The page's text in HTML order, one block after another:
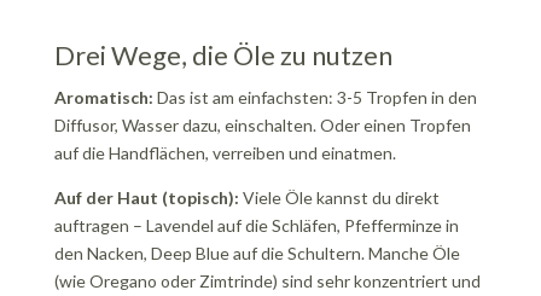
Drei Wege, die Öle zu nutzen
Aromatisch: Das ist am einfachsten: 3-5 Tropfen in den
Diffusor, Wasser dazu, einschalten. Oder einen Tropfen
auf die Handflächen, verreiben und einatmen.
Auf der Haut (topisch): Viele Öle kannst du direkt
auftragen – Lavendel auf die Schläfen, Pfefferminze in
den Nacken, Deep Blue auf die Schultern. Manche Öle
(wie Oregano oder Zimtrinde) sind sehr konzentriert und